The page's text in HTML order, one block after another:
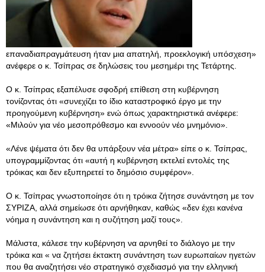
επαναδιαπραγμάτευση ήταν μια απατηλή, προεκλογική υπόσχεση»
ανέφερε ο κ. Τσίπρας σε δηλώσεις του μεσημέρι της Τετάρτης.
Ο κ. Τσίπρας εξαπέλυσε σφοδρή επίθεση στη κυβέρνηση
τονίζοντας ότι «συνεχίζει το ίδιο καταστροφικό έργο με την
προηγούμενη κυβέρνηση» ενώ όπως χαρακτηριστικά ανέφερε:
«Μιλούν για νέο μεσοπρόθεσμο και εννοούν νέο μνημόνιο».
«Λένε ψέματα ότι δεν θα υπάρξουν νέα μέτρα» είπε ο κ. Τσίπρας,
υπογραμμίζοντας ότι «αυτή η κυβέρνηση εκτελεί εντολές της
τρόικας και δεν εξυπηρετεί το δημόσιο συμφέρον».
Ο κ. Τσίπρας γνωστοποίησε ότι η τρόικα ζήτησε συνάντηση με τον
ΣΥΡΙΖΑ, αλλά σημείωσε ότι αρνήθηκαν, καθώς «δεν έχει κανένα
νόημα η συνάντηση και η συζήτηση μαζί τους».
Μάλιστα, κάλεσε την κυβέρνηση να αρνηθεί το διάλογο με την
τρόικα και « να ζητήσει έκτακτη συνάντηση των ευρωπαίων ηγετών
που θα αναζητήσει νέο στρατηγικό σχεδιασμό για την ελληνική